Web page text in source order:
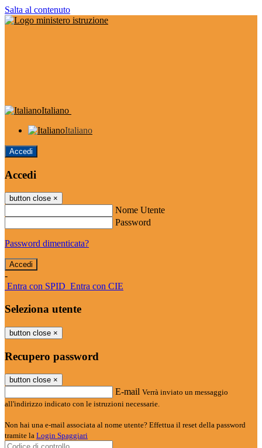
Salta al contenuto
Italiano
Italiano
Accedi
Accedi
button close ×
Nome Utente
Password
Password dimenticata?
-
Entra con SPID Entra con CIE
Seleziona utente
button close ×
Recupero password
button close ×
E-mail Verrà inviato un messaggio
all'indirizzo indicato con le istruzioni necessarie.
Non hai una e-mail associata al nome utente? Effettua il reset della password
tramite la Login Spaggiari